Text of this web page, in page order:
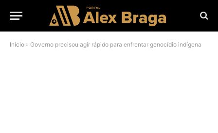
Início » Governo precisou agir rápido para enfrentar genocídio indígena